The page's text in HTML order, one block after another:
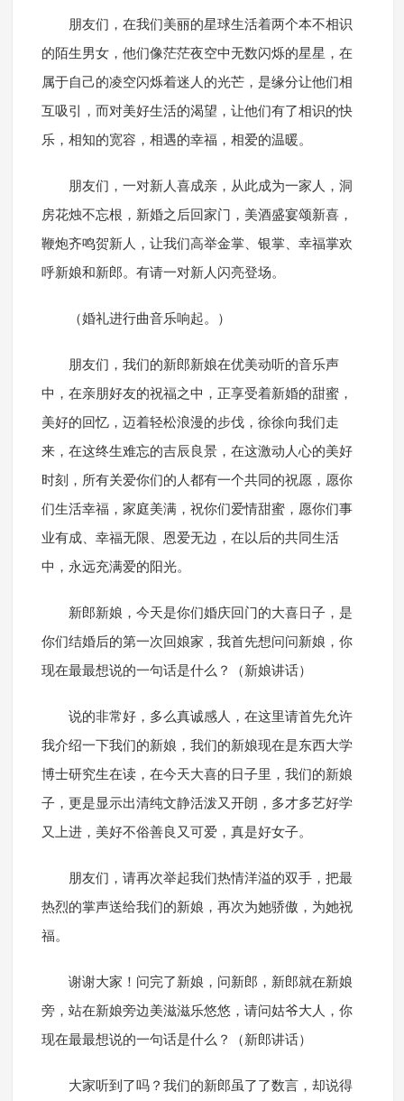
朋友们，在我们美丽的星球生活着两个本不相识
的陌生男女，他们像茫茫夜空中无数闪烁的星星，在
属于自己的凌空闪烁着迷人的光芒，是缘分让他们相
互吸引，而对美好生活的渴望，让他们有了相识的快
乐，相知的宽容，相遇的幸福，相爱的温暖。
朋友们，一对新人喜成亲，从此成为一家人，洞
房花烛不忘根，新婚之后回家门，美酒盛宴颂新喜，
鞭炮齐鸣贺新人，让我们高举金掌、银掌、幸福掌欢
呼新娘和新郎。有请一对新人闪亮登场。
（婚礼进行曲音乐响起。）
朋友们，我们的新郎新娘在优美动听的音乐声
中，在亲朋好友的祝福之中，正享受着新婚的甜蜜，
美好的回忆，迈着轻松浪漫的步伐，徐徐向我们走
来，在这终生难忘的吉辰良景，在这激动人心的美好
时刻，所有关爱你们的人都有一个共同的祝愿，愿你
们生活幸福，家庭美满，祝你们爱情甜蜜，愿你们事
业有成、幸福无限、恩爱无边，在以后的共同生活
中，永远充满爱的阳光。
新郎新娘，今天是你们婚庆回门的大喜日子，是
你们结婚后的第一次回娘家，我首先想问问新娘，你
现在最最想说的一句话是什么？（新娘讲话）
说的非常好，多么真诚感人，在这里请首先允许
我介绍一下我们的新娘，我们的新娘现在是东西大学
博士研究生在读，在今天大喜的日子里，我们的新娘
子，更是显示出清纯文静活泼又开朗，多才多艺好学
又上进，美好不俗善良又可爱，真是好女子。
朋友们，请再次举起我们热情洋溢的双手，把最
热烈的掌声送给我们的新娘，再次为她骄傲，为她祝
福。
谢谢大家！问完了新娘，问新郎，新郎就在新娘
旁，站在新娘旁边美滋滋乐悠悠，请问姑爷大人，你
现在最最想说的一句话是什么？（新郎讲话）
大家听到了吗？我们的新郎虽了了数言，却说得